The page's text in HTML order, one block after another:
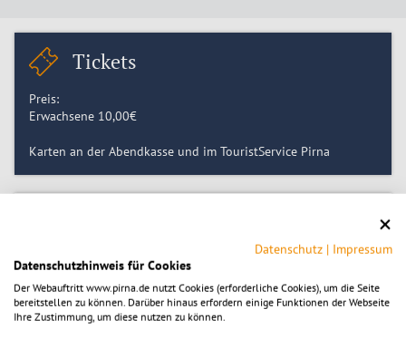
Tickets
Preis:
Erwachsene 10,00€
Karten an der Abendkasse und im TouristService Pirna
Freitag 10.07.2026, 21:00-22:00
Location
Datenschutz | Impressum
Datenschutzhinweis für Cookies
Der Webauftritt www.pirna.de nutzt Cookies (erforderliche Cookies), um die Seite
bereitstellen zu können. Darüber hinaus erfordern einige Funktionen der Webseite
Ihre Zustimmung, um diese nutzen zu können.